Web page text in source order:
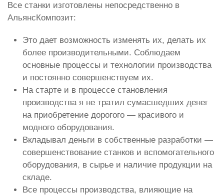
Все станки изготовлены непосредственно в
АльянсКомпозит:
Это дает возможность изменять их, делать их
более производительными. Соблюдаем
основные процессы и технологии производства
и постоянно совершенствуем их.
На старте и в процессе становления
производства я не тратил сумасшедших денег
на приобретение дорогого — красивого и
модного оборудования.
Вкладывал деньги в собственные разработки —
совершенствование станков и вспомогательного
оборудования, в сырье и наличие продукции на
складе.
Все процессы производства, влияющие на